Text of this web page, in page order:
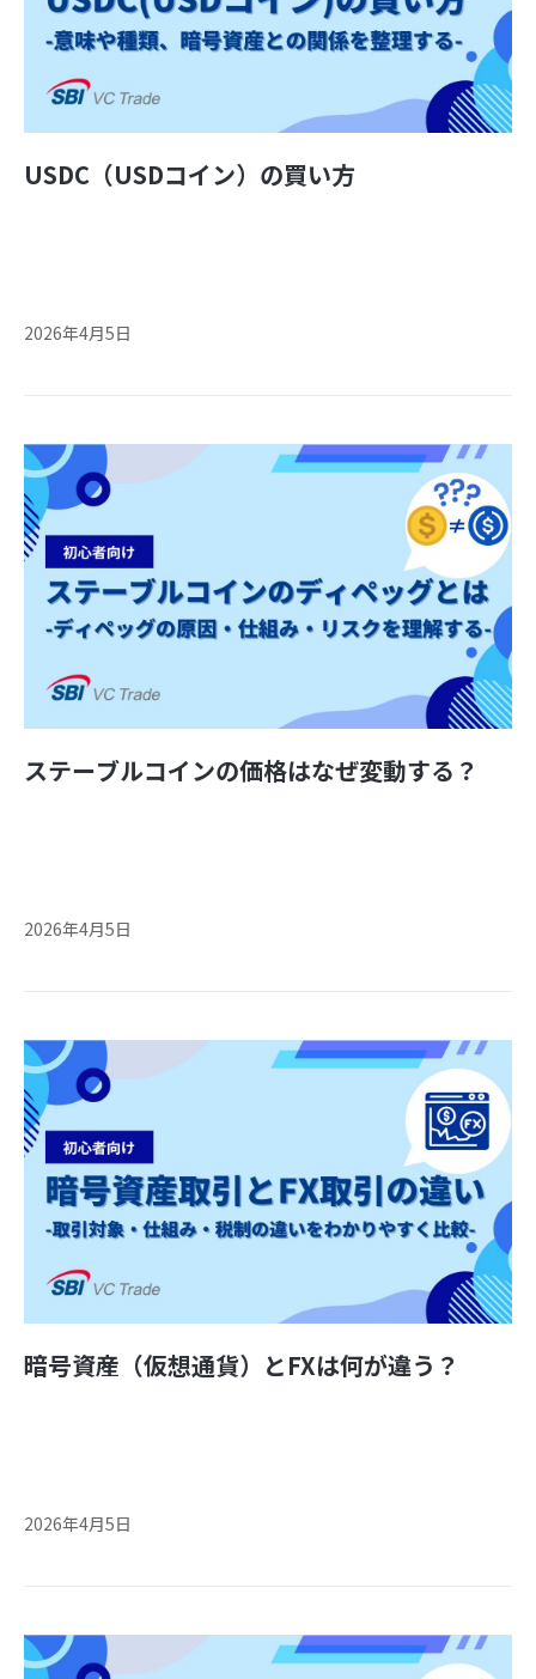
USDC（USDコイン）の買い方
2026年4月5日
ステーブルコインの価格はなぜ変動する？
2026年4月5日
暗号資産（仮想通貨）とFXは何が違う？
2026年4月5日